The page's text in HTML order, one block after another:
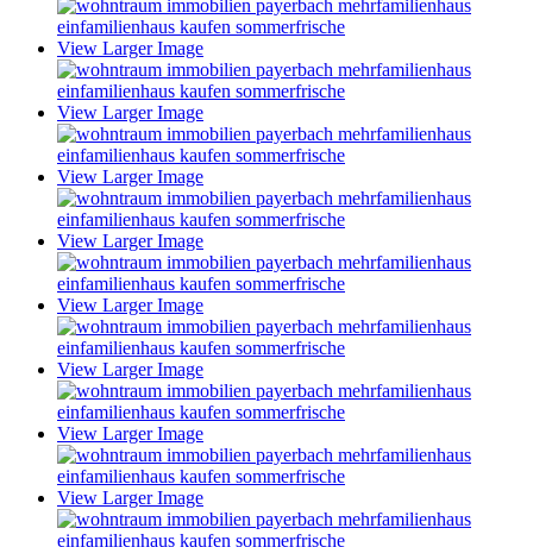
View Larger Image
View Larger Image
View Larger Image
View Larger Image
View Larger Image
View Larger Image
View Larger Image
View Larger Image